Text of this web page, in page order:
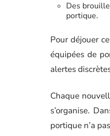
Des
portique.
Pour déjouer
équipées de
alertes
Chaque
s’organise.
portique n’a